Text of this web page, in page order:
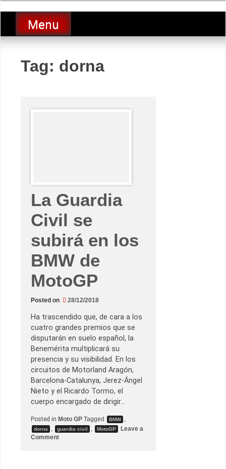
to
contentLucio Lopez GP
luciolopezgp
Menu
Tag: dorna
La Guardia
Civil se
subirá en los
BMW de
MotoGP
Posted on 28/12/2018
Ha trascendido que, de cara a los
cuatro grandes premios que se
disputarán en suelo español, la
Benemérita multiplicará su
presencia y su visibilidad. En los
circuitos de Motorland Aragón,
Barcelona-Catalunya, Jerez-Ángel
Nieto y el Ricardo Tormo, el
cuerpo encargado de dirigir…
Posted in Moto GP Tagged BMW
dorna guardia civil MotoGP
Leave a
Commento